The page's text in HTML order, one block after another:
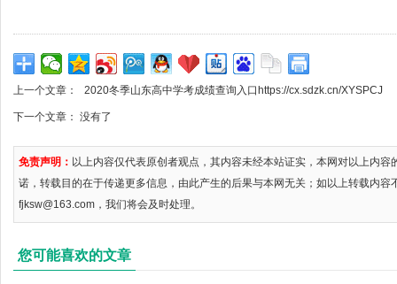
上一个文章： 2020冬季山东高中学考成绩查询入口https://cx.sdzk.cn/XYSPCJ
下一个文章： 没有了
免责声明： 以上内容仅代表原创者观点，其内容未经本站证实，本网对以上内
诺，转载目的在于传递更多信息，由此产生的后果与本网无关；如以上转载内容
fjksw@163.com，我们将会及时处理。
您可能喜欢的文章